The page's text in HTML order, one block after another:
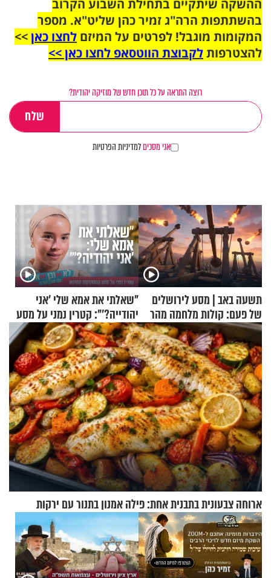
ההשקה שיתקיים בתחילת השבוע הקרוב
בהשתתפות הרה"ג זמיר כהן שליט"א. מספר
המקומות מוגבל! לפרטים על המיזם לחצו כאן>>
להצטרפותלקבוצת הווטסאפ לחצו כאן >>
רוצה התראה על כל תוכן חדש של מוזיקה יהודית?
אני מסכיםלמדיניות הפרטיות
תשעה באב | מסע לירושלים
של פעם: קולות מלחמה מהר
הזיתים
"שאלתי את אמא שלי 'אני
יהודייה?'": קטרין נמני על מסע
ההתחזקות המרגש
ארוחה צבעונית בתבנית אחת: פילה אמנון בתנור עם ירקות